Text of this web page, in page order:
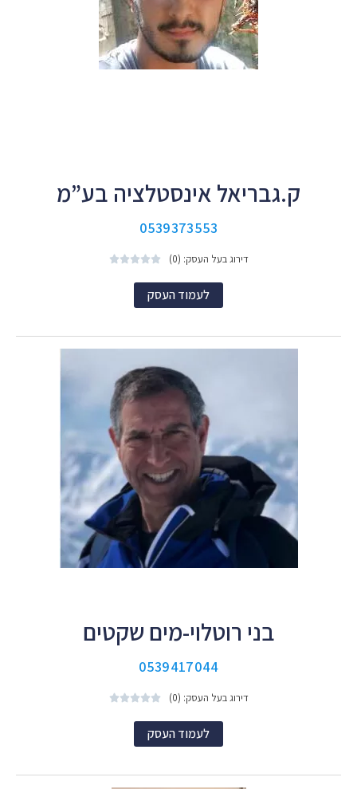
ק.גבריאל אינסטלציה בע”מ
0539373553
דירוג בעל העסק: (0) 




לעמוד העסק
בני רוטלוי-מים שקטים
0539417044
דירוג בעל העסק: (0) 




לעמוד העסק